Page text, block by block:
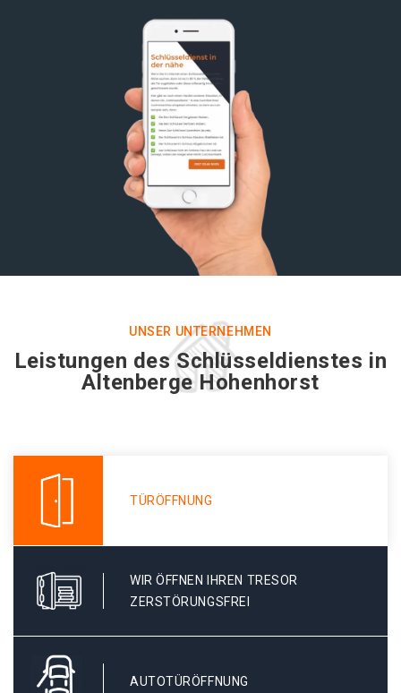
UNSER UNTERNEHMEN
Leistungen des Schlüsseldienstes in
Altenberge Hohenhorst
TÜRÖFFNUNG
WIR ÖFFNEN IHREN TRESOR
ZERSTÖRUNGSFREI
AUTOTÜRÖFFNUNG